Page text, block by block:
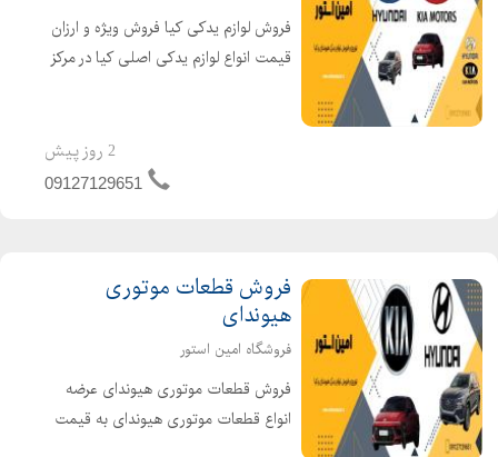
فروش لوازم یدکی کیا فروش ویژه و ارزان
قیمت انواع لوازم یدکی اصلی کیا در مرکز
تمامی مدلهای کیا، بهترین همراه
2 روز پیش
09127129651
فروش قطعات موتوری
هیوندای
فروشگاه امین استور
فروش قطعات موتوری هیوندای عرضه
انواع قطعات موتوری هیوندای به قیمت